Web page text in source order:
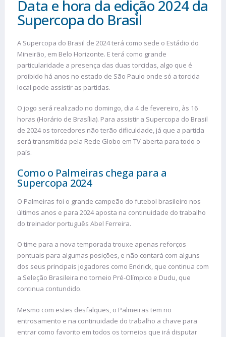
Data e hora da edição 2024 da
Supercopa do Brasil
A Supercopa do Brasil de 2024 terá como sede o Estádio do
Mineirão, em Belo Horizonte. E terá como grande
particularidade a presença das duas torcidas, algo que é
proibido há anos no estado de São Paulo onde só a torcida
local pode assistir as partidas.
O jogo será realizado no domingo, dia 4 de fevereiro, às 16
horas (Horário de Brasília). Para assistir a Supercopa do Brasil
de 2024 os torcedores não terão dificuldade, já que a partida
será transmitida pela Rede Globo em TV aberta para todo o
país.
Como o Palmeiras chega para a
Supercopa 2024
O Palmeiras foi o grande campeão do futebol brasileiro nos
últimos anos e para 2024 aposta na continuidade do trabalho
do treinador português Abel Ferreira.
O time para a nova temporada trouxe apenas reforços
pontuais para algumas posições, e não contará com alguns
dos seus principais jogadores como Endrick, que continua com
a Seleção Brasileira no torneio Pré-Olímpico e Dudu, que
continua contundido.
Mesmo com estes desfalques, o Palmeiras tem no
entrosamento e na continuidade do trabalho a chave para
entrar como favorito em todos os torneios que irá disputar